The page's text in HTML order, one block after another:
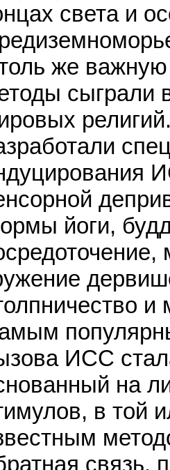
света и
же важную
сыграли
йоги,
и
ИСС
на
в той
связь,